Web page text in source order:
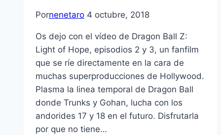
Pornenetaro 4 octubre, 2018
Os dejo con el vídeo de Dragon Ball Z:
Light of Hope, episodios 2 y 3, un fanfilm
que se ríe directamente en la cara de
muchas superproducciones de Hollywood.
Plasma la linea temporal de Dragon Ball
donde Trunks y Gohan, lucha con los
andorides 17 y 18 en el futuro. Disfrutarla
por que no tiene…